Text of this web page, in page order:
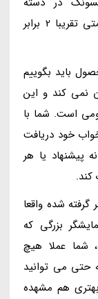
محصولات پریمیوم واقع شده است و با قیمتی تقریبا 2 برابر
باید بگوییم
نمی کند و این
است. شما با
خود دریافت
پیشنهاد یا هر
بند 7 پرو در نظر گرفته شده واقعا
بزرگی که
شما عملا هیچ
حتی می توانید
بهتری هم مشهده